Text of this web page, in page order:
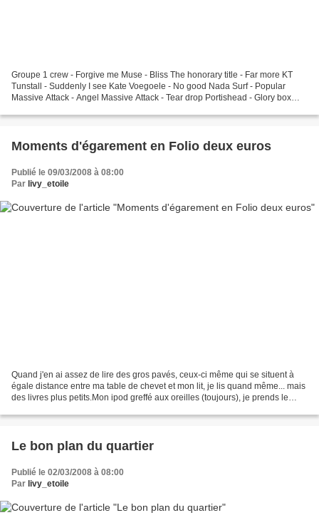
Groupe 1 crew - Forgive me Muse - Bliss The honorary title - Far more KT
Tunstall - Suddenly I see Kate Voegoele - No good Nada Surf - Popular
Massive Attack - Angel Massive Attack - Tear drop Portishead - Glory box
Moments d'égarement en Folio deux euros
Publié le 09/03/2008 à 08:00
Par livy_etoile
Quand j'en ai assez de lire des gros pavés, ceux-ci même qui se situent à
égale distance entre ma table de chevet et mon lit, je lis quand même... mais
des livres plus petits.Mon ipod greffé aux oreilles (toujours), je prends le
Le bon plan du quartier
Publié le 02/03/2008 à 08:00
Par livy_etoile